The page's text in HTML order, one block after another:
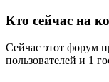
Кто сейчас на
Сейчас этот форум
пользователей и 1